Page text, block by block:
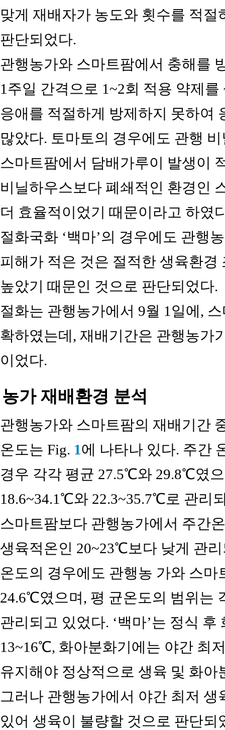
맞게 재배자가 농도와 횟수를 적
판단되었다.
관행농가와 스마트팜에서 충해를
1주일 간격으로 1~2회 적용 약제
응애를 적절하게 방제하지 못하여
많았다. 토마토의 경우에도 관행
스마트팜에서 담배가루이 발생이
비닐하우스보다 폐쇄적인 환경인
더 효율적이었기 때문이라고 하였
절화국화 ‘백마’의 경우에도 관행
피해가 적은 것은 절적한 생육환경
높았기 때문인 것으로 판단되었다.
절화는 관행농가에서 9월 1일에,
확하였는데, 재배기간은 관행농가
이었다.
농가 재배환경 분석
관행농가와 스마트팜의 재배기간
온도는 Fig. 1에 나타나 있다. 주간
경우 각각 평균 27.5℃와 29.8℃였
18.6~34.1℃와 22.3~35.7℃로 관리
스마트팜보다 관행농가에서 주간
생육적온인 20~23℃보다 낮게 관
온도의 경우에도 관행농 가와 스
24.6℃였으며, 평 균온도의 범위는
관리되고 있었다. ‘백마’는 정식
13~16℃, 화아분화기에는 야간 최
유지해야 정상적으로 생육 및 화아
그러나 관행농가에서 야간 최저
있어 생육이 불량할 것으로 판단되